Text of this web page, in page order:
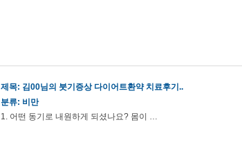
제목: 김00님의 붓기증상 다이어트환약 치료후기..
분류: 비만
1. 어떤 동기로 내원하게 되셨나요? 몸이 …